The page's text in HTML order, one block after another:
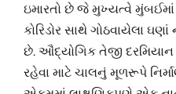
ઇમારતો છે જે મુખ્યત્વે
કોરિડોર સાથે ગોઠવાયેલા
છે. ઔદ્યોગિક તેજી દરમિયાન
રહેવા માટે ચાલનું મૂળરૂપે